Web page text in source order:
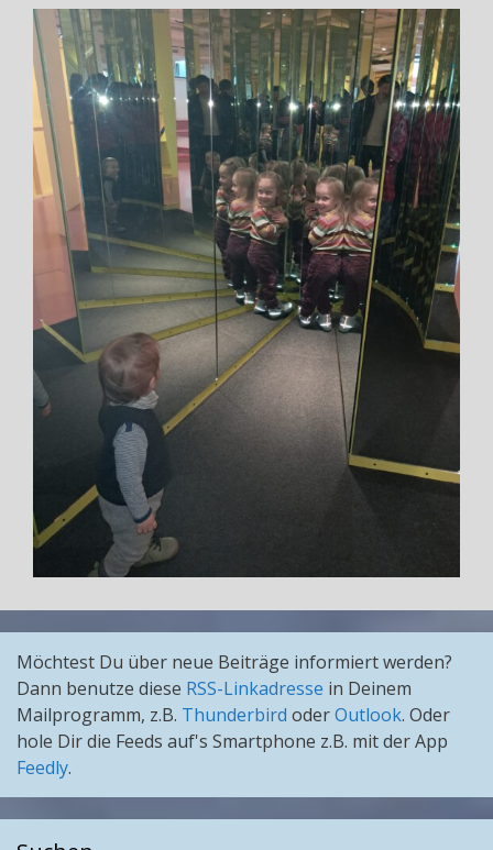
Möchtest Du über neue Beiträge informiert werden?
Dann benutze diese RSS-Linkadresse in Deinem
Mailprogramm, z.B. Thunderbird oderOutlook. Oder
hole Dir die Feeds auf's Smartphone z.B. mit der App
Feedly.